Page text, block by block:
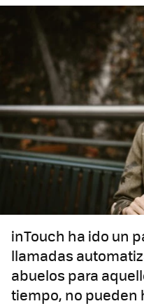
inTouch ha ido un
llamadas
abuelos para
tiempo, no pueden